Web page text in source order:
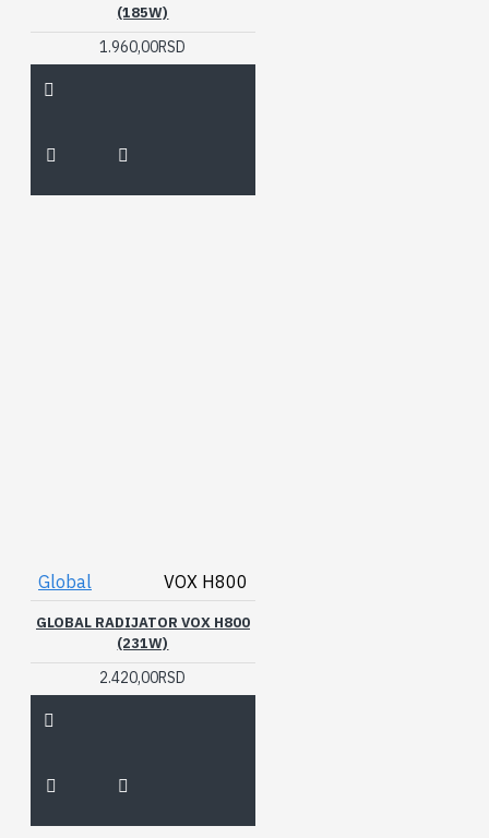
(185W)
1.960,00RSD
Global VOX H800
GLOBAL RADIJATOR VOX H800
(231W)
2.420,00RSD